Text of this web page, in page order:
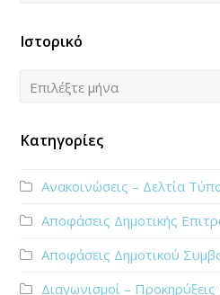
Ιστορικό
Ιστορικό
Επιλέξτε μήνα
Κατηγορίες
Ανακοινώσεις – Δελτία
Αποφάσεις Δημοτικής
Αποφάσεις Δημοτικού
Διαγωνισμοί – Προκηρύξεις